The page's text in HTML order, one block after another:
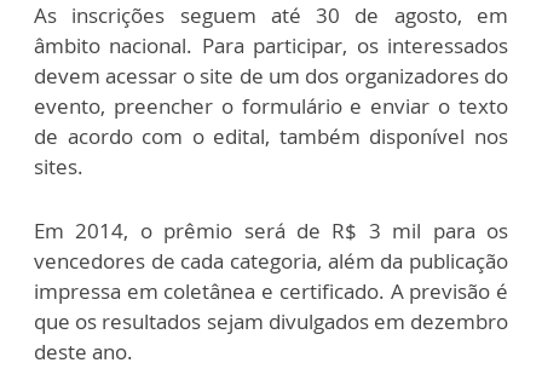
As inscrições seguem até 30 de agosto, em
âmbito nacional. Para participar, os interessados
devem acessar o site de um dos organizadores do
evento, preencher o formulário e enviar o texto
de acordo com o edital, também disponível nos
sites.
Em 2014, o prêmio será de R$ 3 mil para os
vencedores de cada categoria, além da publicação
impressa em coletânea e certificado. A previsão é
que os resultados sejam divulgados em dezembro
deste ano.